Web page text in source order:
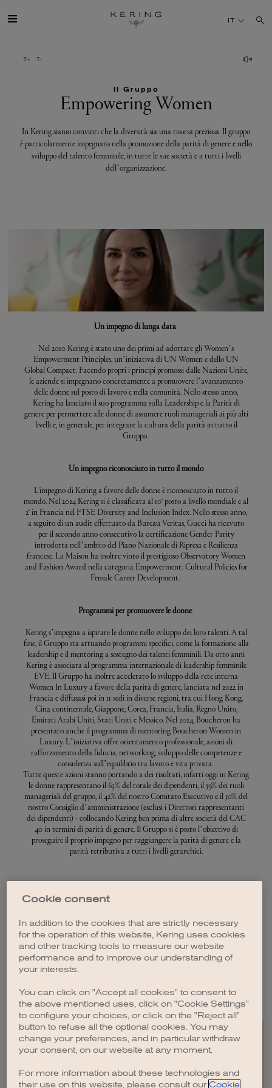
Women
MAISONS
TALENTI
SOSTENIBILITÀ
MEDIA
UNISCITI A NOI
IT
Il Gruppo
Empowering Women
In Kering siamo convinti che la diversità sia una risorsa preziosa. Il gruppo
è particolarmente impegnato nella promozione della parità di genere e nello
sviluppo del talento femminile, in tutte le sue società e a tutti i livelli
dell’organizzazione.
Un impegno di lunga data
Nel 2010 Kering è stato uno dei primi ad adottare gli Women’s
Empowerment Principles, un’iniziativa di UN Women e dello UN
Global Compact. Facendo propri i principi promossi dalle Nazioni Unite,
le aziende si impegnano concretamente a promuovere l’avanzamento
delle donne sul posto di lavoro e nella comunità. Nello stesso anno,
Kering ha lanciato il suo programma sulla Leadership e la Parità di
genere per permettere alle donne di assumere ruoli manageriali ai più alti
livelli e, in generale, per integrare la cultura della parità in tutto il
Gruppo.
Un impegno riconosciuto in tutto il mondo
L'impegno di Kering a favore delle donne è riconosciuto in tutto il
mondo. Nel 2024 Kering si è classificata al 10° posto a livello mondiale e al
2° in Francia nel FTSE Diversity and Inclusion Index. Nello stesso anno,
a seguito di un audit effettuato da Bureau Veritas, Gucci ha ricevuto
per il secondo anno consecutivo la certificazione Gender Parity
introdotta nell’ambito del Piano Nazionale di Ripresa e Resilienza
francese. La Maison ha inoltre vinto il prestigioso Observatory Women
and Fashion Award nella categoria Empowerment: Cultural Policies for
Female Career Development.
Programmi per promuovere le donne
Kering s’impegna a ispirare le donne nello sviluppo dei loro talenti. A tal
fine, il Gruppo sta attuando programmi specifici, come la formazione alla
leadership e il mentoring a sostegno dei talenti femminili. Da otto anni
Kering è associata al programma internazionale di leadership femminile
EVE. Il Gruppo ha inoltre accelerato lo sviluppo della rete interna
Women In Luxury a favore della parità di genere, lanciata nel 2022 in
Francia e diffusasi poi in 11 sedi in diverse regioni, tra cui Hong Kong,
Cina continentale, Giappone, Corea, Francia, Italia, Regno Unito,
Emirati Arabi Uniti, Stati Uniti e Messico. Nel 2024, Boucheron ha
presentato anche il programma di mentoring Boucheron Women in
Luxury. L’iniziativa offre orientamento professionale, azioni di
rafforzamento della fiducia, networking, sviluppo delle competenze e
consulenza sull’equilibrio tra lavoro e vita privata.
Tutte queste azioni stanno portando a dei risultati, infatti oggi in Kering
le donne rappresentano il 63% del totale dei dipendenti, il 59% dei ruoli
manageriali del gruppo, il 42% del nostro Comitato Esecutivo e il 50% del
nostro Consiglio d’amministrazione (esclusi i Direttori rappresentanti
dei dipendenti) - collocando Kering ben prima di altre società del CAC
40 in termini di parità di genere. Il Gruppo si è posto l’obiettivo di
proseguire il proprio impegno per raggiungere la parità di genere e la
parità retributiva a tutti i livelli gerarchici.
La Fondazione Kering e Women in Motion
sostegno alle donne attraverso due iniziative emblematiche del suo
impegno. Fin dalla sua creazione nel 2008, la Kering Foundation
combatte la violenza contro le donne e i bambini. Il programmaWomen
In Motion, creato nel 2015, punta a dare visibilità ai talenti femminili
nelle arti e nella cultura per cambiare la mentalità diffusa in questi
Cookie consent
In addition to the cookies that are strictly necessary
for the operation of this website, Kering uses cookies
and other tracking tools to measure our website
performance and to improve our understanding of
your interests.
You can click on "Accept all cookies" to consent to
the above mentioned uses, click on "Cookie Settings"
to configure your choices, or click on the "Reject all"
button to refuse all the optional cookies. You may
change your preferences, and in particular withdraw
your consent, on our website at any moment.
For more information about these technologies and
their use on this website, please consult our Cookie